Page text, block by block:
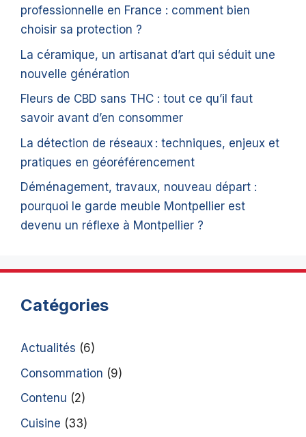
professionnelle en France : comment bien
choisir sa protection ?
La céramique, un artisanat d’art qui séduit une
nouvelle génération
Fleurs de CBD sans THC : tout ce qu’il faut
savoir avant d’en consommer
La détection de réseaux : techniques, enjeux et
pratiques en géoréférencement
Déménagement, travaux, nouveau départ :
pourquoi le garde meuble Montpellier est
devenu un réflexe à Montpellier ?
Catégories
Actualités (6)
Consommation (9)
Contenu (2)
Cuisine (33)